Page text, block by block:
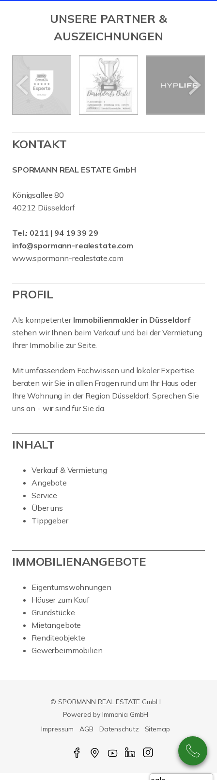
UNSERE PARTNER &
AUSZEICHNUNGEN
KONTAKT
SPORMANN REAL ESTATE GmbH
Königsallee 80
40212 Düsseldorf
Tel.: 0211 | 94 19 39 29
info@spormann-realestate.com
www.spormann-realestate.com
PROFIL
Als kompetenter Immobilienmakler in Düsseldorf
stehen wir Ihnen beim Verkauf und bei der Vermietung
Ihrer Immobilie zur Seite.
Mit umfassendem Fachwissen und lokaler Expertise
beraten wir Sie in allen Fragen rund um Ihr Haus oder
Ihre Wohnung in der Region Düsseldorf. Sprechen Sie
uns an - wir sind für Sie da.
INHALT
Verkauf & Vermietung
Angebote
Service
Über uns
Tippgeber
IMMOBILIENANGEBOTE
Eigentumswohnungen
Häuser zum Kauf
Grundstücke
Mietangebote
Renditeobjekte
Gewerbeimmobilien
© SPORMANN REAL ESTATE GmbH
Powered by Immonia GmbH
Impressum
AGB Datenschutz Sitemap